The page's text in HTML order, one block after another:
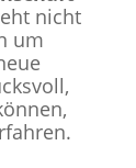
nicht
um